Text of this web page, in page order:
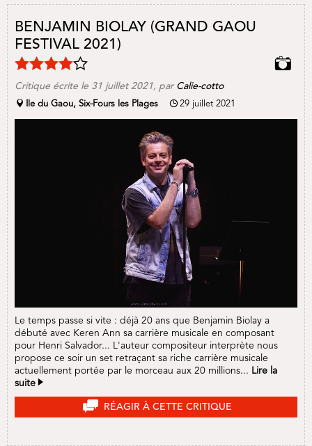
BENJAMIN BIOLAY (GRAND GAOU
FESTIVAL 2021)
Critique écrite le 31 juillet 2021, par Calie-cotto
Ile du Gaou, Six-Fours les Plages 29 juillet 2021
Le temps passe si vite : déjà 20 ans que Benjamin Biolay a
débuté avec Keren Ann sa carrière musicale en composant
pour Henri Salvador... L'auteur compositeur interprète nous
propose ce soir un set retraçant sa riche carrière musicale
actuellement portée par le morceau aux 20 millions... Lire la
suite
RÉAGIR À CETTE CRITIQUE